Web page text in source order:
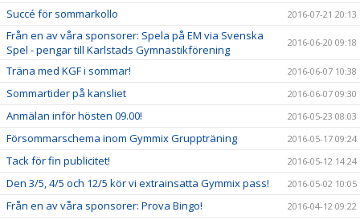
Succé för sommarkollo 2016-07-21 20:13
Från en av våra sponsorer: Spela på EM via Svenska
Spel - pengar till Karlstads Gymnastikförening
2016-06-20 09:18
Träna med KGF i sommar! 2016-06-07 10:38
Sommartider på kansliet 2016-06-07 09:30
Anmälan inför hösten 09.00! 2016-05-23 08:03
Försommarschema inom Gymmix Gruppträning 2016-05-17 09:24
Tack för fin publicitet! 2016-05-12 14:24
Den 3/5, 4/5 och 12/5 kör vi extrainsatta Gymmix pass! 2016-05-02 10:05
Från en av våra sponsorer: Prova Bingo! 2016-04-12 09:22